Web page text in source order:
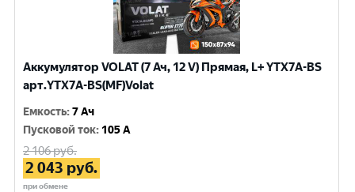
Аккумулятор VOLAT (7 Ач, 12 V) Прямая, L+ YTX7A-BS
арт.YTX7A-BS(MF)Volat
Емкость:7 Ач
Пусковой ток: 105 A
2 106руб.
2 043 руб.
при обмене